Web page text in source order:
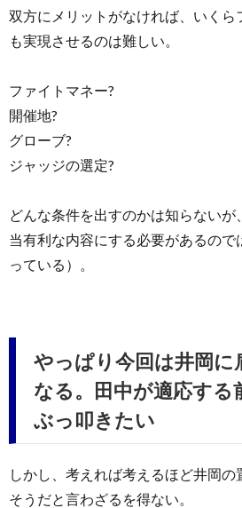
双方にメリットがなければ、いくら
も実現させるのは難しい。
ファイトマネー?
開催地?
グローブ?
ジャッジの選定?
どんな条件を出すのかは知らないが
当有利な内容にする必要があるので
っている）。
やっぱり今回は井岡に
なる。田中が適応する
ぶっ叩きたい
しかし、考えれば考えるほど井岡
そうだと言わざるを得ない。